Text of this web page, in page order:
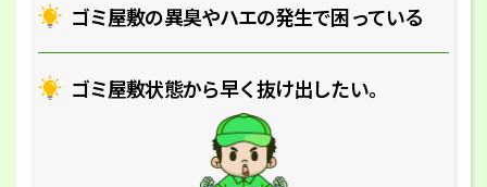
ゴミ屋敷の異臭やハエの発生で困っている
ゴミ屋敷状態から早く抜け出したい｡